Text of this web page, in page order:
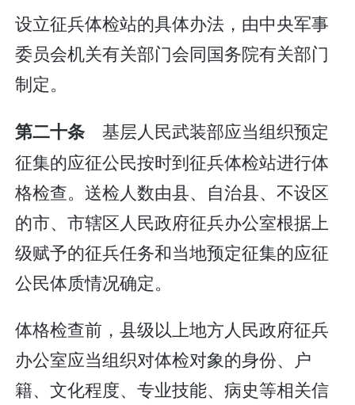
设立征兵体检站的具体办法，由中央军事
委员会机关有关部门会同国务院有关部门
制定。
第二十条 基层人民武装部应当组织预定
征集的应征公民按时到征兵体检站进行体
格检查。送检人数由县、自治县、不设区
的市、市辖区人民政府征兵办公室根据上
级赋予的征兵任务和当地预定征集的应征
公民体质情况确定。
体格检查前，县级以上地方人民政府征兵
办公室应当组织对体检对象的身份、户
籍、文化程度、专业技能、病史等相关信